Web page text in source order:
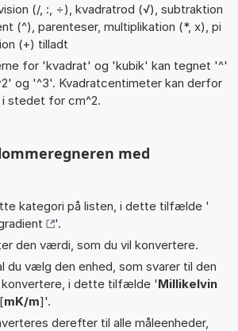
(/, :, ÷), kvadratrod (√), subtraktion
(^), parenteser, multiplikation (*, x), pi
(+) tilladt
for 'kvadrat' og 'kubik' kan tegnet '^'
og '^3'. Kvadratcentimeter kan derfor
stedet for cm^2.
med
kategori på listen, i dette tilfælde '
'.
den værdi, som du vil konvertere.
du vælg den enhed, som svarer til den
i dette tilfælde 'Millikelvin
[mK/m]'.
derefter til alle måleenheder,